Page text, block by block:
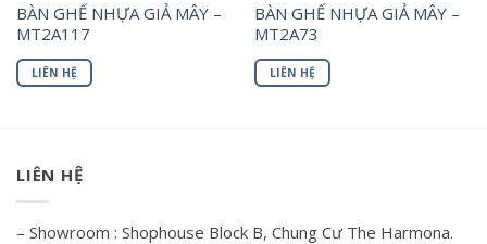
BÀN GHẾ NHỰA GIẢ MÂY –
MT2A117
LIÊN HỆ
BÀN GHẾ NHỰA GIẢ MÂY –
MT2A73
LIÊN HỆ
LIÊN HỆ
– Showroom : Shophouse Block B, Chung Cư The Harmona.